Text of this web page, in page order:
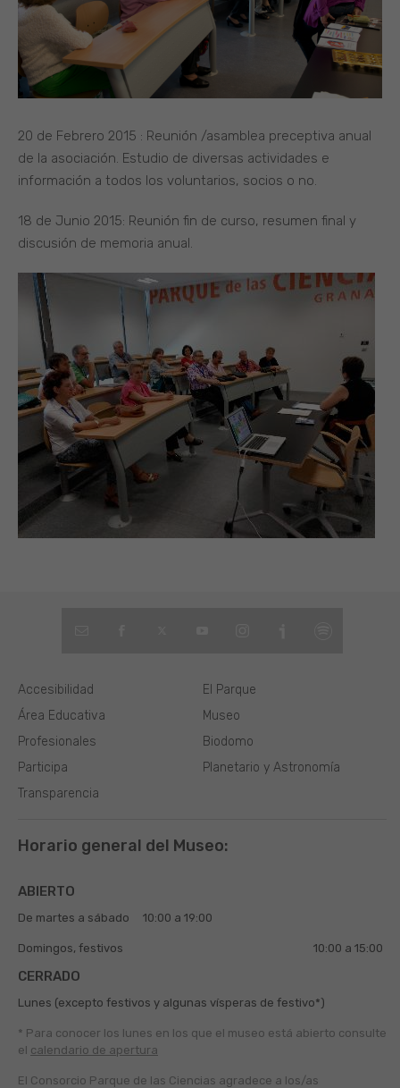
20 de Febrero 2015 : Reunión /asamblea preceptiva anual
de la asociación. Estudio de diversas actividades e
información a todos los voluntarios, socios o no.
18 de Junio 2015: Reunión fin de curso, resumen final y
discusión de memoria anual.
El Parque
Museo
Biodomo
Planetario y Astronomía
Área Educativa
Profesionales
Participa
Transparencia
Accesibilidad
Horario general del Museo:
ABIERTO
De martes a sábado 10:00 a 19:00
Domingos, festivos 10:00 a 15:00
CERRADO
Lunes (excepto festivos y algunas vísperas de festivo*)
* Para conocer los lunes en los que el museo está abierto consulte
el calendario de apertura
El Consorcio Parque de las Ciencias agradece a los/as